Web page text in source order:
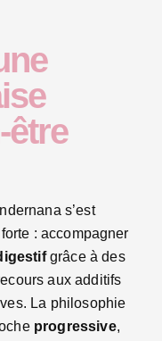
être
s’est
: accompagner
grâce à des
aux additifs
La philosophie
progressive,